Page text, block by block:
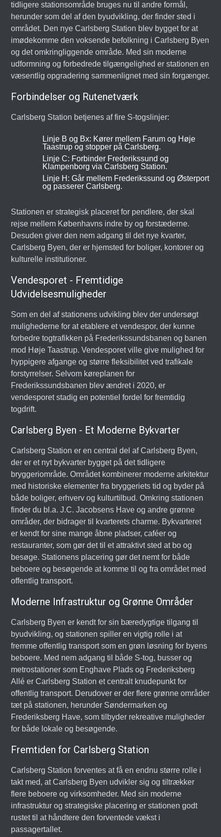
tidligere stationsområde bruges nu til andre formål,
herunder som del af den byudvikling, der finder sted i
området. Den nye Carlsberg Station blev bygget for at
imødekomme den voksende befolkning i Carlsberg Byen
og det omkringliggende område. Med sin moderne
udformning og forbedrede tilgængelighed er stationen en
væsentlig opgradering sammenlignet med sin forgænger.
Forbindelser og Rutenetværk
Carlsberg Station betjenes af fire S-togslinjer:
Linje B og Bx: Kører mellem Farum og Høje
Taastrup og stopper på Carlsberg.
Linje C: Forbinder Frederikssund og
Klampenborg via Carlsberg Station.
Linje H: Går mellem Frederikssund og Østerport
og passerer Carlsberg.
Stationen er strategisk placeret for pendlere, der skal
rejse mellem Københavns indre by og forstæderne.
Desuden giver den nem adgang til det nye kvarter,
Carlsberg Byen, der er hjemsted for boliger, kontorer og
kulturelle institutioner.
Vendesporet - Fremtidige
Udvidelsesmuligheder
Som en del af stationens udvikling blev der undersøgt
mulighederne for at etablere et vendespor, der kunne
forbedre togtrafikken på Frederikssundsbanen og banen
mod Høje Taastrup. Vendesporet ville give mulighed for
hyppigere afgange og større fleksibilitet ved trafikale
forstyrrelser. Selvom køreplanen for
Frederikssundsbanen blev ændret i 2020, er
vendesporet stadig en potentiel fordel for fremtidig
togdrift.
Carlsberg Byen - Et Moderne Bykvarter
Carlsberg Station er en central del af Carlsberg Byen,
der er et nyt bykvarter bygget på det tidligere
bryggeriområde. Området kombinerer moderne arkitektur
med historiske elementer fra bryggeriets tid og byder på
både boliger, erhverv og kulturtilbud. Omkring stationen
finder du bl.a. J.C. Jacobsens Have og andre grønne
områder, der bidrager til kvarterets charme. Bykvarteret
er kendt for sine mange åbne pladser, caféer og
restauranter, som gør det til et attraktivt sted at bo og
besøge. Stationens placering gør det nemt for både
beboere og besøgende at komme til og fra området med
offentlig transport.
Moderne Infrastruktur og Grønne Områder
Carlsberg Byen er kendt for sin bæredygtige tilgang til
byudvikling, og stationen spiller en vigtig rolle i at
fremme offentlig transport som en grøn løsning for byens
beboere. Med nem adgang til både S-tog, busser og
metrostationer som Enghave Plads og Frederiksberg
Allé er Carlsberg Station et centralt knudepunkt for
offentlig transport. Derudover er der flere grønne områder
tæt på stationen, herunder Søndermarken og
Frederiksberg Have, som tilbyder rekreative muligheder
for både lokale og besøgende.
Fremtiden for Carlsberg Station
Carlsberg Station forventes at få en endnu større rolle i
takt med, at Carlsberg Byen udvikler sig og tiltrækker
flere beboere og virksomheder. Med sin moderne
infrastruktur og strategiske placering er stationen godt
rustet til at håndtere den forventede vækst i
passagertallet.